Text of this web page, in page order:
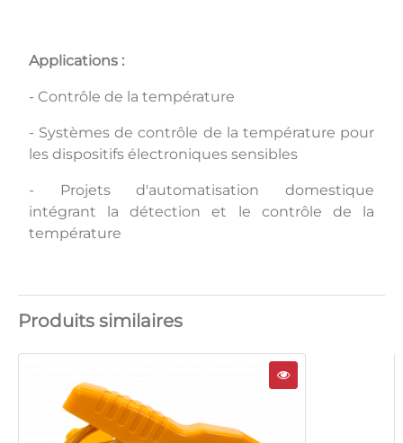
Applications :
- Contrôle de la température
- Systèmes de contrôle de la température pour
les dispositifs électroniques sensibles
- Projets d'automatisation domestique
intégrant la détection et le contrôle de la
température
Produits similaires